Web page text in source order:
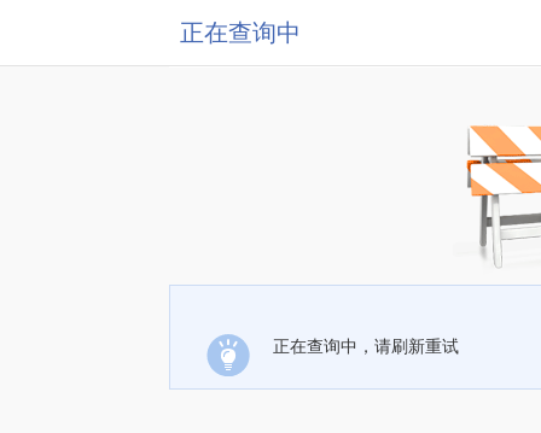
正在查询中
正在查询中，请刷新重试